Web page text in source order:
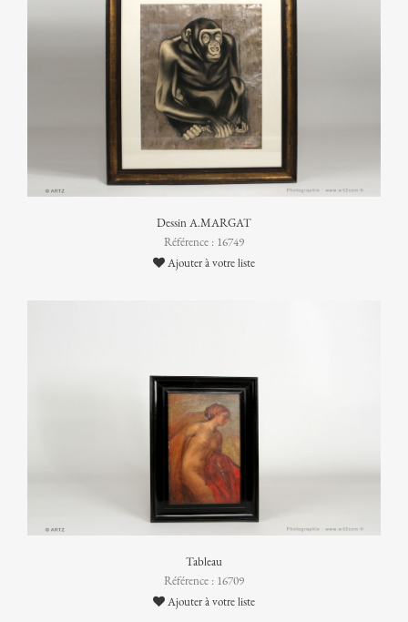
Dessin A.MARGAT
Référence : 16749
Ajouter à votre liste
Tableau
Référence : 16709
Ajouter à votre liste